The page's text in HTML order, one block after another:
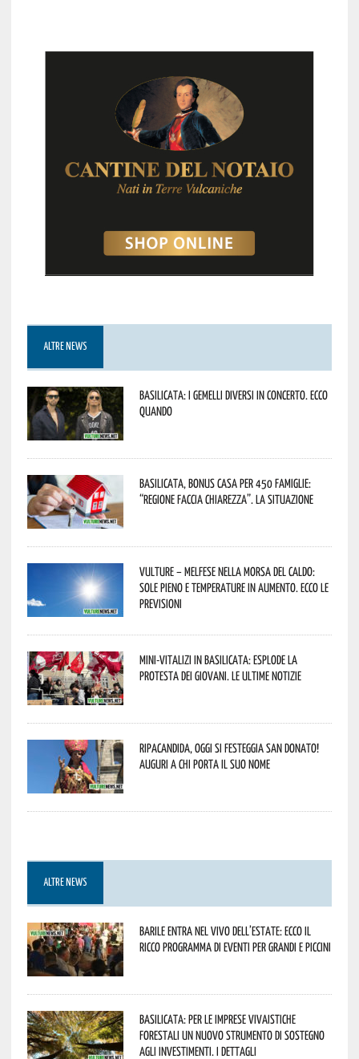
ALTRE NEWS
Basilicata: i Gemelli DiVersi in concerto. Ecco
quando
Basilicata, Bonus casa per 450 famiglie:
“Regione faccia chiarezza”. La situazione
Vulture – melfese nella morsa del caldo:
sole pieno e temperature in aumento. Ecco le
previsioni
Mini-vitalizi in Basilicata: esplode la
protesta dei giovani. Le ultime notizie
Ripacandida, oggi si festeggia San Donato!
Auguri a chi porta il suo nome
ALTRE NEWS
Barile entra nel vivo dell’estate: ecco il
ricco programma di eventi per grandi e piccini
Basilicata: per le imprese vivaistiche
forestali un nuovo strumento di sostegno
agli investimenti. I dettagli